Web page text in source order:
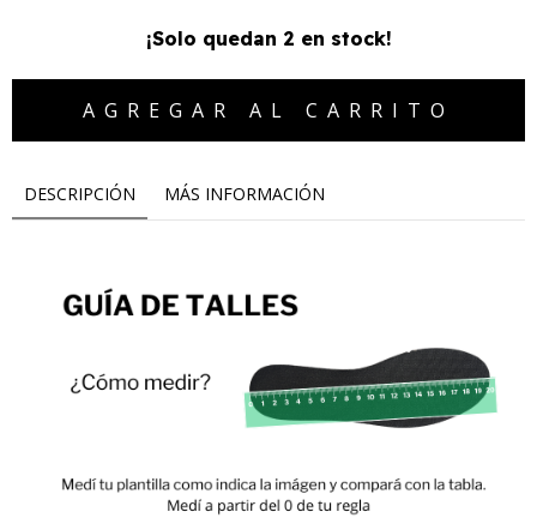
¡Solo quedan 2 en stock!
DESCRIPCIÓN MÁS INFORMACIÓN